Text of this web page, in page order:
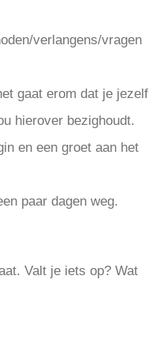
verlangens/vragen
gaat erom dat je jezelf
hierover bezighoudt.
en een groet aan het
paar dagen weg.
Valt je iets op? Wat